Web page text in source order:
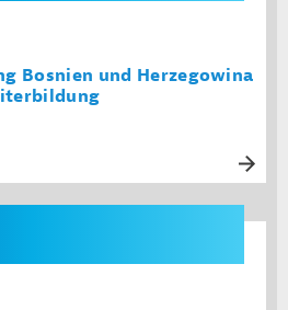
Bosnien und Herzegowina